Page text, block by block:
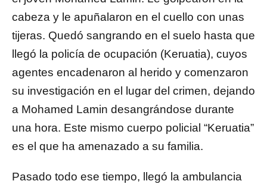
cabeza y le apuñalaron en el cuello con unas
tijeras. Quedó sangrando en el suelo hasta que
llegó la policía de ocupación (Keruatia), cuyos
agentes encadenaron al herido y comenzaron
su investigación en el lugar del crimen, dejando
a Mohamed Lamin desangrándose durante
una hora. Este mismo cuerpo policial “Keruatia”
es el que ha amenazado a su familia.
Pasado todo ese tiempo, llegó la ambulancia